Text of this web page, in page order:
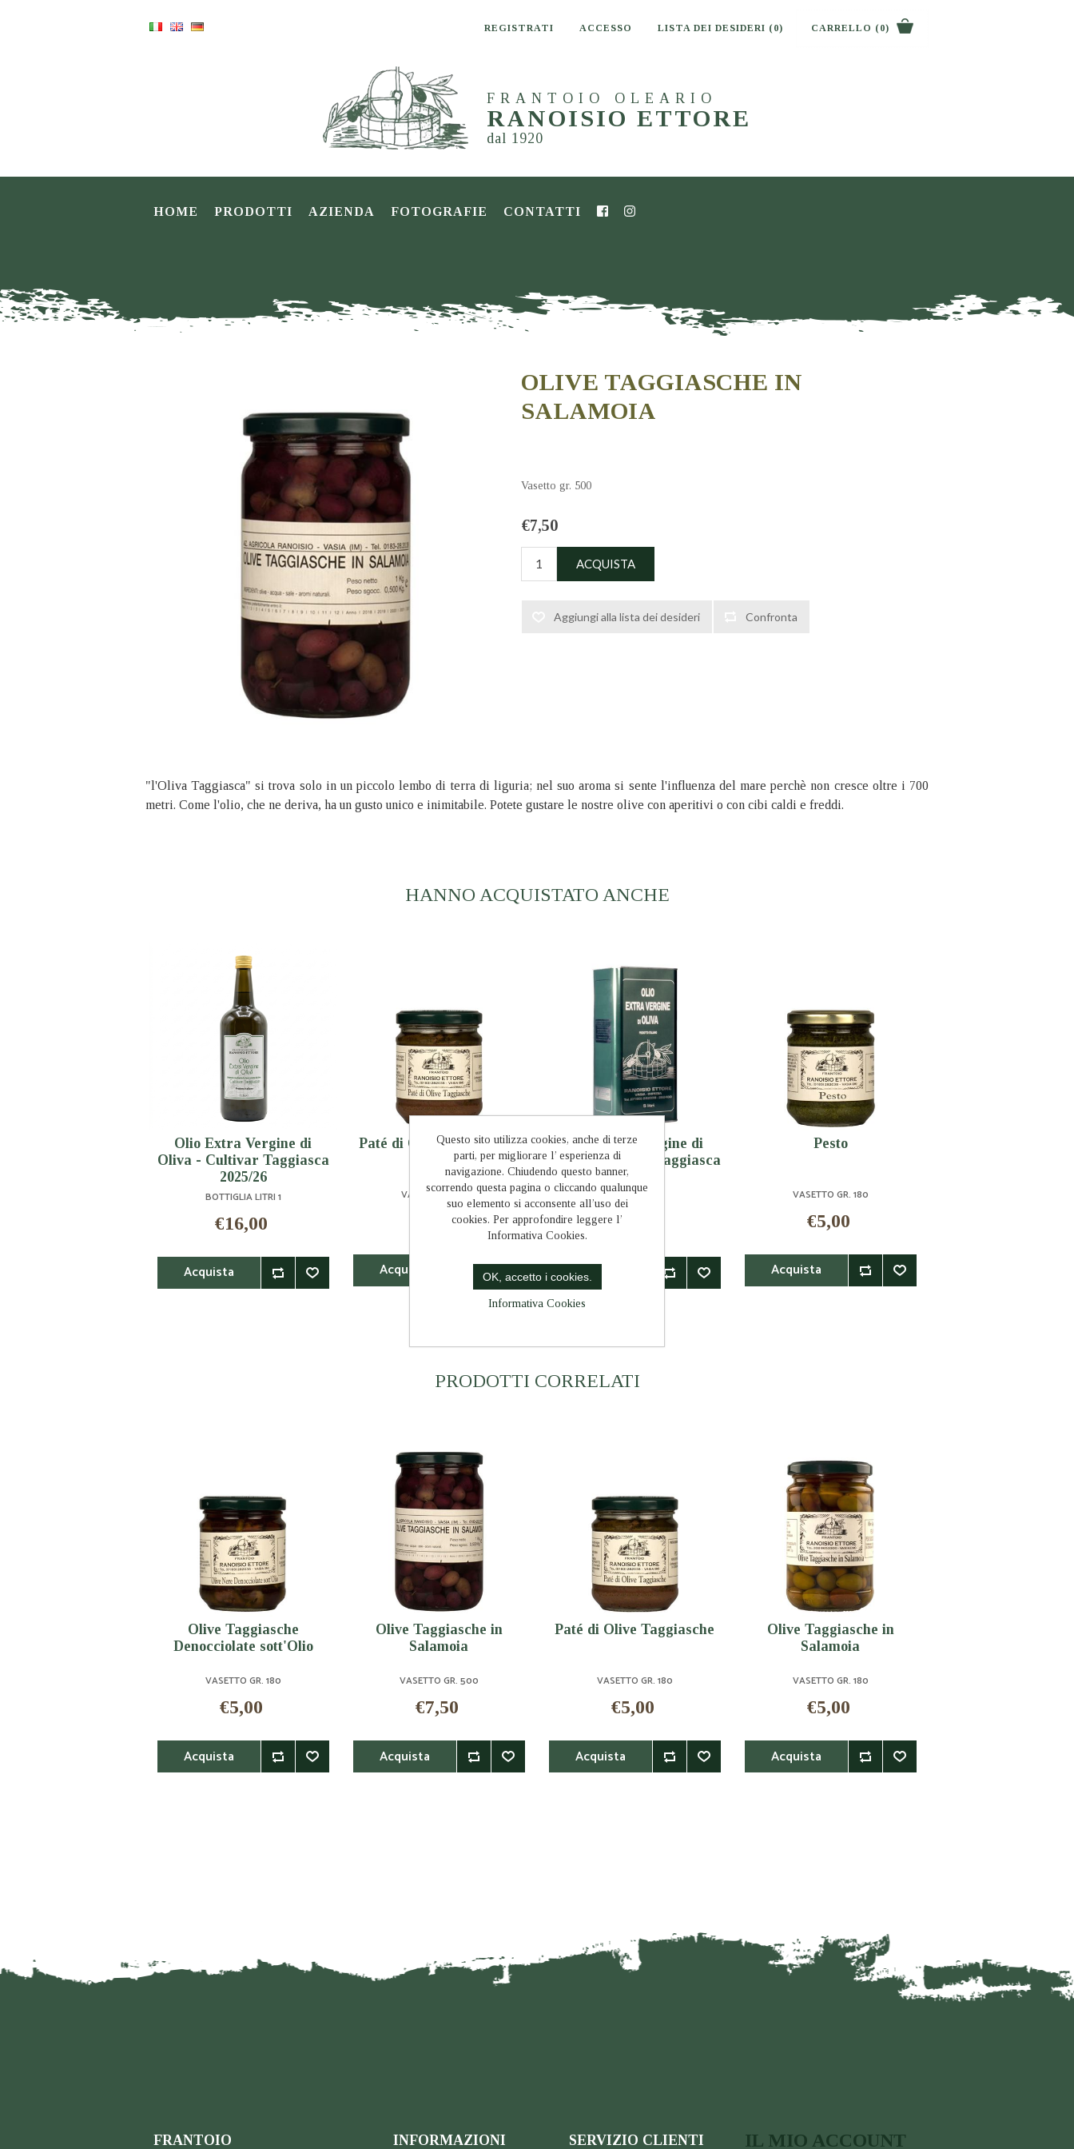
REGISTRATI ACCESSO LISTA DEI DESIDERI (0) CARRELLO (0)
FRANTOIO OLEARIO
RANOISIO ETTORE
dal 1920
HOME PRODOTTI AZIENDA FOTOGRAFIE CONTATTI
OLIVE TAGGIASCHE IN
SALAMOIA
Vasetto gr. 500
€7,50
"l'Oliva Taggiasca" si trova solo in un piccolo lembo di terra di liguria; nel suo aroma si sente l'influenza del mare perchè non cresce oltre i 700
metri. Come l'olio, che ne deriva, ha un gusto unico e inimitabile. Potete gustare le nostre olive con aperitivi o con cibi caldi e freddi.
HANNO ACQUISTATO ANCHE
Olio Extra Vergine di
Oliva - Cultivar Taggiasca
2025/26
BOTTIGLIA LITRI 1
€16,00
Paté di Olive Taggiasche
VASETTO GR. 180
€5,00
Olio Extra Vergine di
Oliva - Cultivar Taggiasca
2025/26
LATTA LITRI 5
€76,50
Pesto
VASETTO GR. 180
€5,00
PRODOTTI CORRELATI
Olive Taggiasche
Denocciolate sott'Olio
VASETTO GR. 180
€5,00
Olive Taggiasche in
Salamoia
VASETTO GR. 500
€7,50
Paté di Olive Taggiasche
VASETTO GR. 180
€5,00
Olive Taggiasche in
Salamoia
VASETTO GR. 180
€5,00
FRANTOIO INFORMAZIONI SERVIZIO CLIENTI IL MIO ACCOUNT
Questo sito utilizza cookies, anche di terze
parti, per migliorare l’ esperienza di
navigazione. Chiudendo questo banner,
scorrendo questa pagina o cliccando qualunque
suo elemento si acconsente all’uso dei
cookies. Per approfondire leggere l’
Informativa Cookies.
OK, accetto i cookies.
Informativa Cookies